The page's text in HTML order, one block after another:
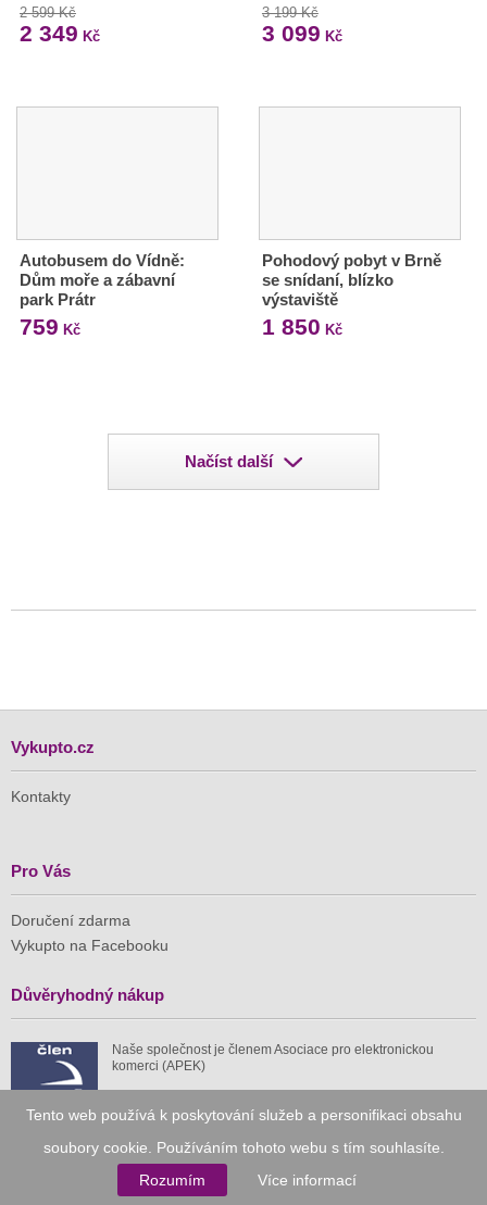
Tento web používá k poskytování služeb a personifikaci obsahu
soubory cookie. Používáním tohoto webu s tím souhlasíte.
Rozumím
Více informací
2 599 Kč
2 349 Kč
3 199 Kč
3 099 Kč
Autobusem do Vídně:
Dům moře a zábavní
park Prátr
759 Kč
Pohodový pobyt v Brně
se snídaní, blízko
výstaviště
1 850 Kč
Načíst další
Vykupto.cz
Kontakty
Pro Vás
Doručení zdarma
Vykupto na Facebooku
Důvěryhodný nákup
Naše společnost je členem Asociace pro elektronickou
komerci (APEK)